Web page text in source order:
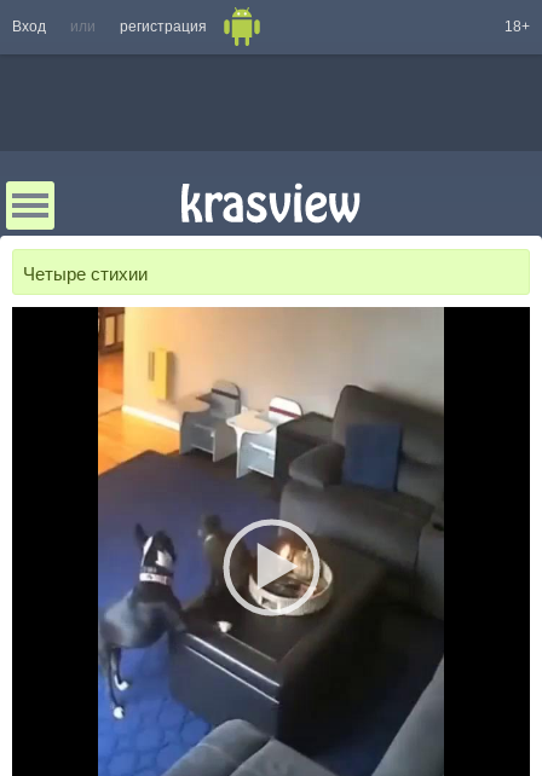
Вход или регистрация 18+
Четыре стихии